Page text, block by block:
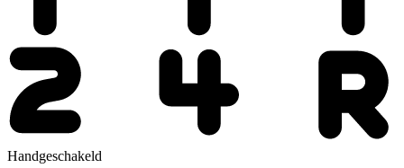
Handgeschakeld